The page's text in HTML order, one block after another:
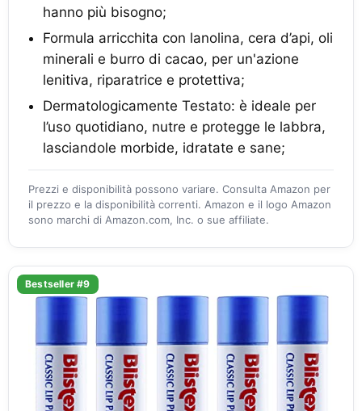
hanno più bisogno;
Formula arricchita con lanolina, cera d’api, oli
minerali e burro di cacao, per un'azione
lenitiva, riparatrice e protettiva;
Dermatologicamente Testato: è ideale per
l’uso quotidiano, nutre e protegge le labbra,
lasciandole morbide, idratate e sane;
Prezzi e disponibilità possono variare. Consulta Amazon per
il prezzo e la disponibilità correnti. Amazon e il logo Amazon
sono marchi di Amazon.com, Inc. o sue affiliate.
Bestseller #9